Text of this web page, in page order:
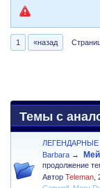
1 «назад
Темы с
Barbara →
продолжение
АвторTeleman ,